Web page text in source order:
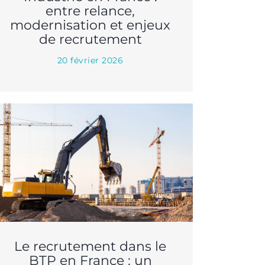
entre relance,
modernisation et enjeux
de recrutement
20 février 2026
Le recrutement dans le
BTP en France : un